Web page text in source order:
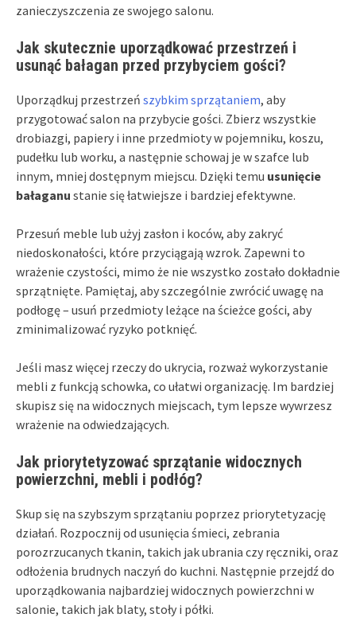
zanieczyszczenia ze swojego salonu.
Jak skutecznie uporządkować przestrzeń i
usunąć bałagan przed przybyciem gości?
Uporządkuj przestrzeń szybkim sprzątaniem, aby
przygotować salon na przybycie gości. Zbierz wszystkie
drobiazgi, papiery i inne przedmioty w pojemniku, koszu,
pudełku lub worku, a następnie schowaj je w szafce lub
innym, mniej dostępnym miejscu. Dzięki temu usunięcie
bałaganu stanie się łatwiejsze i bardziej efektywne.
Przesuń meble lub użyj zasłon i koców, aby zakryć
niedoskonałości, które przyciągają wzrok. Zapewni to
wrażenie czystości, mimo że nie wszystko zostało dokładnie
sprzątnięte. Pamiętaj, aby szczególnie zwrócić uwagę na
podłogę – usuń przedmioty leżące na ścieżce gości, aby
zminimalizować ryzyko potknięć.
Jeśli masz więcej rzeczy do ukrycia, rozważ wykorzystanie
mebli z funkcją schowka, co ułatwi organizację. Im bardziej
skupisz się na widocznych miejscach, tym lepsze wywrzesz
wrażenie na odwiedzających.
Jak priorytetyzować sprzątanie widocznych
powierzchni, mebli i podłóg?
Skup się na szybszym sprzątaniu poprzez priorytetyzację
działań. Rozpocznij od usunięcia śmieci, zebrania
porozrzucanych tkanin, takich jak ubrania czy ręczniki, oraz
odłożenia brudnych naczyń do kuchni. Następnie przejdź do
uporządkowania najbardziej widocznych powierzchni w
salonie, takich jak blaty, stoły i półki.